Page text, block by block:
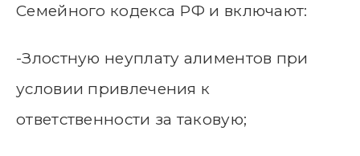
Семейного кодекса РФ и включают:
-Злостную неуплату алиментов при
условии привлечения к
ответственности за таковую;